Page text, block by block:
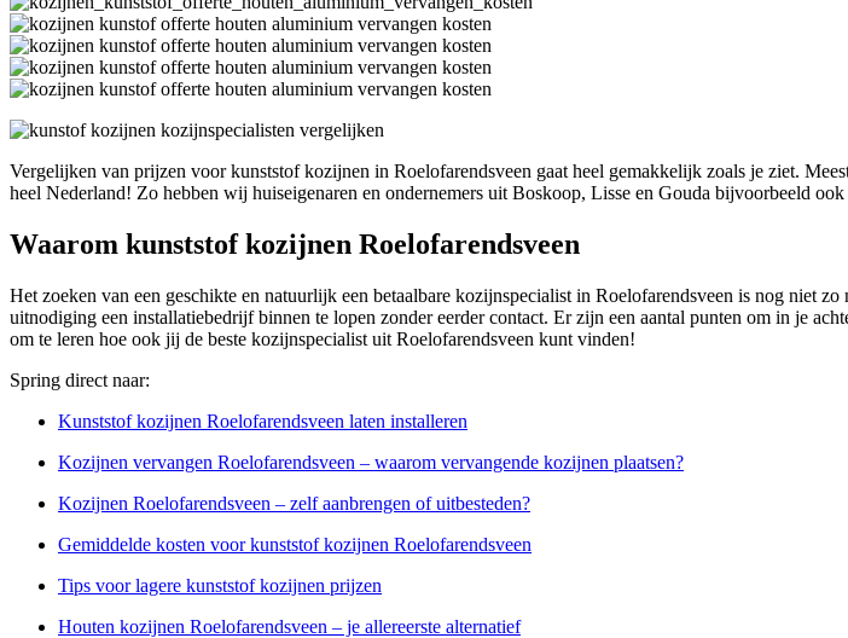
Vergelijken van prijzen voor kunststof kozijnen in Roelofarendsveen gaat heel gemakkelijk zoals je ziet.
heel Nederland! Zo hebben wij huiseigenaren en ondernemers uit Boskoop, Lisse en Gouda bijvoorbeeld
Waarom kunststof kozijnen Roelofarendsveen
Het zoeken van een geschikte en natuurlijk een betaalbare kozijnspecialist in Roelofarendsveen is nog niet
uitnodiging een installatiebedrijf binnen te lopen zonder eerder contact. Er zijn een aantal punten om in je
om te leren hoe ook jij de beste kozijnspecialist uit Roelofarendsveen kunt vinden!
Spring direct naar:
Kunststof kozijnen Roelofarendsveen laten installeren
Kozijnen vervangen Roelofarendsveen – waarom vervangende kozijnen plaatsen?
Kozijnen Roelofarendsveen – zelf aanbrengen of uitbesteden?
Gemiddelde kosten voor kunststof kozijnen Roelofarendsveen
Tips voor lagere kunststof kozijnen prijzen
Houten kozijnen Roelofarendsveen – je allereerste alternatief